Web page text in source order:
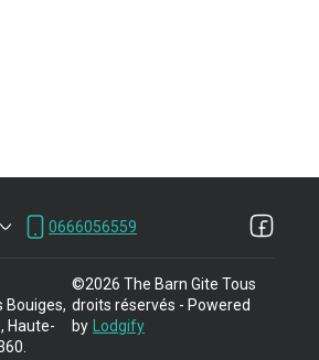
0666056559
Bouiges,
Haute-
©2026 The Barn Gite Tous
droits réservés - Powered
by
Lodgify